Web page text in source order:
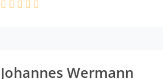
Johannes Wermann